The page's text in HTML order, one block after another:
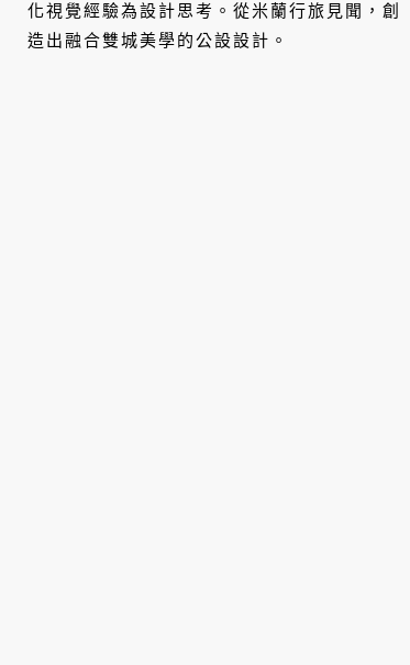
化視覺經驗為設計思考。從米蘭行旅見聞，創
造出融合雙城美學的公設設計。